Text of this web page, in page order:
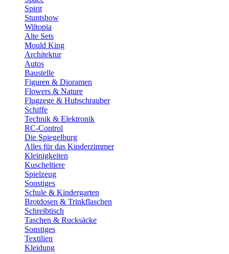
Spirit
Stuntshow
Wiltopia
Alte Sets
Mould King
Architektur
Autos
Baustelle
Figuren & Dioramen
Flowers & Nature
Flugzege & Hubschrauber
Schiffe
Technik & Elektronik
RC-Control
Die Spiegelburg
Alles für das Kinderzimmer
Kleinigkeiten
Kuscheltiere
Spielzeug
Sonstiges
Schule & Kindergarten
Brotdosen & Trinkflaschen
Schreibtisch
Taschen & Rucksäcke
Sonstiges
Textilien
Kleidung